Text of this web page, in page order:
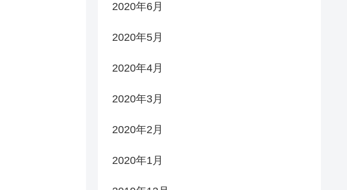
2020年6月
2020年5月
2020年4月
2020年3月
2020年2月
2020年1月